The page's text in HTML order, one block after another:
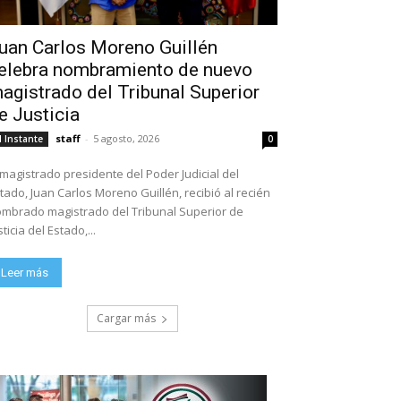
Carlos Moreno Guillén
nombramiento de nuevo
del Tribunal Superior
Justicia
Instante staff - 5 agosto, 2026 0
presidente del Poder Judicial del
Juan Carlos Moreno Guillén, recibió al recién
magistrado del Tribunal Superior de
del Estado,...
Leer más
Cargar más